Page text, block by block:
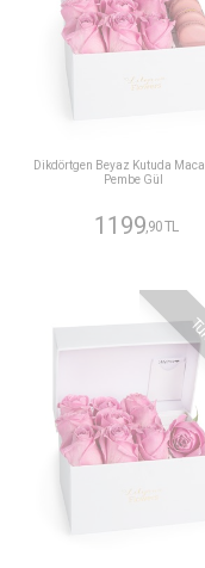
Dikdörtgen Beyaz Kutuda
Pembe Gül
1199 ,90 TL